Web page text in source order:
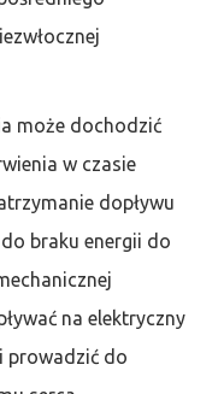
może dochodzić
w czasie
dopływu
braku energii do
na elektryczny
prowadzić do